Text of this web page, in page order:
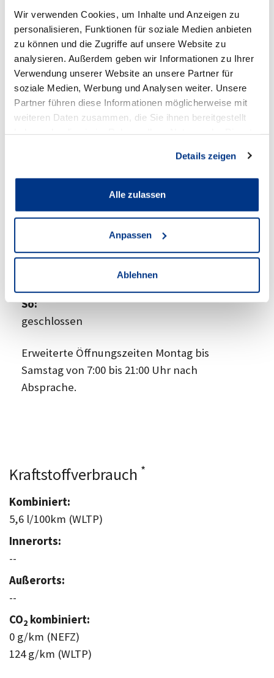
Wir verwenden Cookies, um Inhalte und Anzeigen zu
personalisieren, Funktionen für soziale Medien anbieten
zu können und die Zugriffe auf unsere Website zu
analysieren. Außerdem geben wir Informationen zu Ihrer
Verwendung unserer Website an unsere Partner für
soziale Medien, Werbung und Analysen weiter. Unsere
Partner führen diese Informationen möglicherweise mit
weiteren Daten zusammen, die Sie ihnen bereitgestellt
Details zeigen
Alle zulassen
Anpassen
Ablehnen
Volkswagen Lünen
Anschrift
Cappenberger Straße 25
Öffnungszeiten Verkauf
So:
geschlossen
Erweiterte Öffnungszeiten Montag bis
Samstag von 7:00 bis 21:00 Uhr nach
Absprache.
Kraftstoffverbrauch *
Kombiniert:
5,6 l/100km (WLTP)
Innerorts:
--
Außerorts:
--
CO2 kombiniert:
0 g/km (NEFZ)
124 g/km (WLTP)